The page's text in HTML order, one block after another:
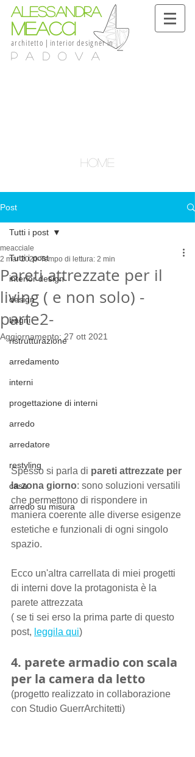
alessandra
meacci
architetto | interior designerin
Padova
home
Post
Tutti i post
interior design
design
bagni
ristrutturazione
arredamento
interni
progettazione di interni
arredo
arredatore
restyling
casa
arredo su misura
Tutti i post
Pareti attrezzate per il
living ( e non solo) -
parte2-
meacciale
2 mar 2020 Tempo di lettura: 2 min
Aggiornamento: 27 ott 2021
Spesso si parla di pareti attrezzate per
la zona giorno: sono soluzioni versatili
che permettono di rispondere in
maniera coerente alle diverse esigenze
estetiche e funzionali di ogni singolo
spazio.
Ecco un'altra carrellata di miei progetti
di interni dove la protagonista è la
parete attrezzata
( se ti sei erso la prima parte di questo
post, leggila qui)
4. parete armadio con scala
per la camera da letto
(progetto realizzato in collaborazione
con Studio GuerrArchitetti)